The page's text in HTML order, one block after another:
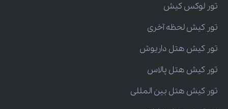
تور لوکس کیش
تور کیش لحظه آخری
تور کیش هتل داریوش
تور کیش هتل پالاس
تور کیش هتل بین المللی